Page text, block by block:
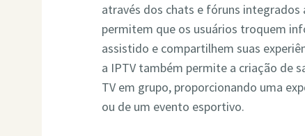
através dos chats e fóruns integrados
permitem que os usuários troquem
assistido e compartilhem suas
a IPTV também permite a criação de
TV em grupo, proporcionando uma
ou de um evento esportivo.